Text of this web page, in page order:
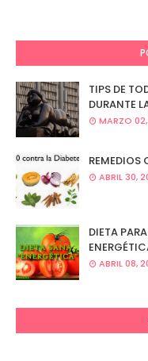
TIPS DE
DURANTE
MARZO
REMEDIOS
ABRIL 30,
DIETA
ABRIL 08,